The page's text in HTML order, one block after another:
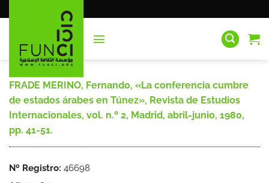
al
FRADE MERINO, Fernando, «La conferencia cumbre
de estados árabes en Túnez», Revista de Estudios
Internacionales, vol. n.º 2, Madrid, abril-junio, 1980,
pp. 41-51.
Nº Registro: 46698